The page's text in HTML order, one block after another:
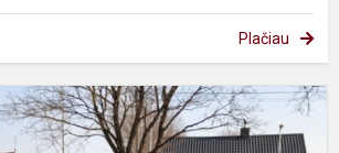
Plačiau